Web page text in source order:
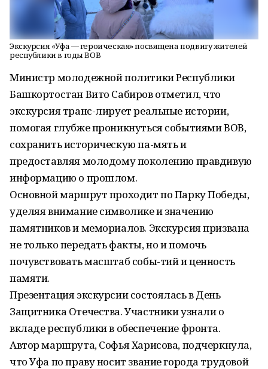
Экскурсия «Уфа — героическая» посвящена подвигу жителей
республики в годы ВОВ
Министр молодежной политики Республики
Башкортостан Вито Сабиров отметил, что
экскурсия транс-лирует реальные истории,
помогая глубже проникнуться событиями ВОВ,
сохранить историческую па-мять и
предоставляя молодому поколению правдивую
информацию о прошлом.
Основной маршрут проходит по Парку Победы,
уделяя внимание символике и значению
памятников и мемориалов. Экскурсия призвана
не только передать факты, но и помочь
почувствовать масштаб собы-тий и ценность
памяти.
Презентация экскурсии состоялась в День
Защитника Отечества. Участники узнали о
вкладе республики в обеспечение фронта.
Автор маршрута, Софья Харисова, подчеркнула,
что Уфа по праву носит звание города трудовой